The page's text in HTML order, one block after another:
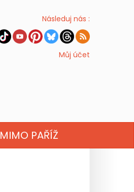
Následuj nás :
Můj účet
MIMO PAŘÍŽ